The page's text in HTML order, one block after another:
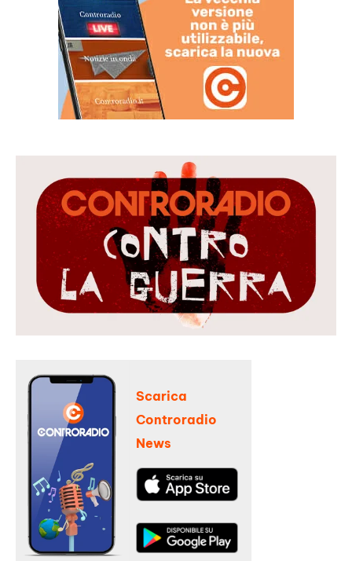
Scarica
Controradio
News